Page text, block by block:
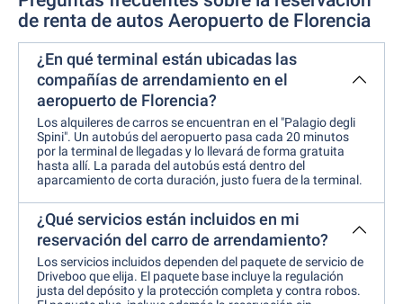
de renta de autos Aeropuerto de Florencia
¿En qué terminal están ubicadas las
compañías de arrendamiento en el
aeropuerto de Florencia?
Los alquileres de carros se encuentran en el "Palagio degli
Spini". Un autobús del aeropuerto pasa cada 20 minutos
por la terminal de llegadas y lo llevará de forma gratuita
hasta allí. La parada del autobús está dentro del
aparcamiento de corta duración, justo fuera de la terminal.
¿Qué servicios están incluidos en mi
reservación del carro de arrendamiento?
Los servicios incluidos dependen del paquete de servicio de
Driveboo que elija. El paquete base incluye la regulación
justa del depósito y la protección completa y contra robos.